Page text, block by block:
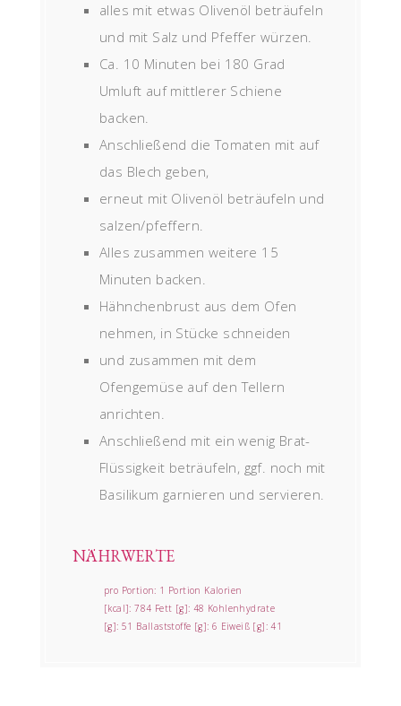
alles mit etwas Olivenöl beträufeln
und mit Salz und Pfeffer würzen.
Ca. 10 Minuten bei 180 Grad
Umluft auf mittlerer Schiene
backen.
Anschließend die Tomaten mit auf
das Blech geben,
erneut mit Olivenöl beträufeln und
salzen/pfeffern.
Alles zusammen weitere 15
Minuten backen.
Hähnchenbrust aus dem Ofen
nehmen, in Stücke schneiden
und zusammen mit dem
Ofengemüse auf den Tellern
anrichten.
Anschließend mit ein wenig Brat-
Flüssigkeit beträufeln, ggf. noch mit
Basilikum garnieren und servieren.
NÄHRWERTE
pro Portion: 1 Portion Kalorien
[kcal]:784 Fett [g]: 48 Kohlenhydrate
[g]: 51 Ballaststoffe [g]: 6 Eiweiß [g]:41